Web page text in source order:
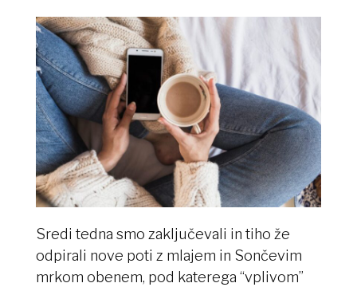
Sredi tedna smo zaključevali in tiho že
odpirali nove poti z mlajem in Sončevim
mrkom obenem, pod katerega “vplivom”